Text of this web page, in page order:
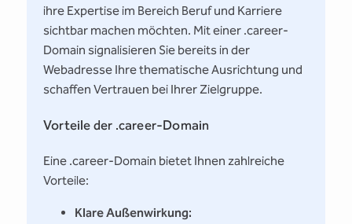
ihre Expertise im Bereich Beruf und Karriere
sichtbar machen möchten. Mit einer .career-
Domain signalisieren Sie bereits in der
Webadresse Ihre thematische Ausrichtung und
schaffen Vertrauen bei Ihrer Zielgruppe.
Vorteile der .career-Domain
Eine .career-Domain bietet Ihnen zahlreiche
Vorteile:
Klare Außenwirkung: